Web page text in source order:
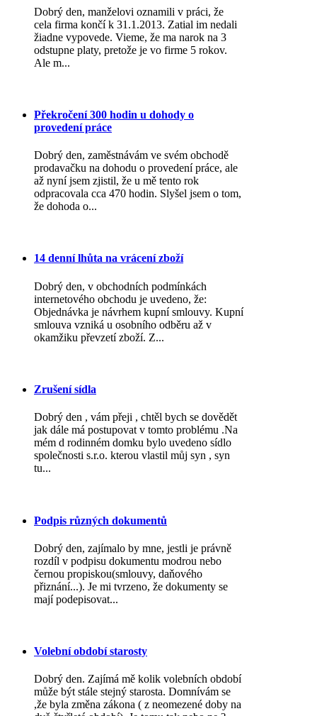
Dobrý den, manželovi oznamili v práci, že
cela firma končí k 31.1.2013. Zatial im nedali
žiadne vypovede. Vieme, že ma narok na 3
odstupne platy, pretože je vo firme 5 rokov.
Ale m...
Překročení 300 hodin u dohody o
provedení práce
Dobrý den, zaměstnávám ve svém obchodě
prodavačku na dohodu o provedení práce, ale
až nyní jsem zjistil, že u mě tento rok
odpracovala cca 470 hodin. Slyšel jsem o tom,
že dohoda o...
14 denní lhůta na vrácení zboží
Dobrý den, v obchodních podmínkách
internetového obchodu je uvedeno, že:
Objednávka je návrhem kupní smlouvy. Kupní
smlouva vzniká u osobního odběru až v
okamžiku převzetí zboží. Z...
Zrušení sídla
Dobrý den , vám přeji , chtěl bych se dovědět
jak dále má postupovat v tomto problému .Na
mém d rodinném domku bylo uvedeno sídlo
společnosti s.r.o. kterou vlastil můj syn , syn
tu...
Podpis různých dokumentů
Dobrý den, zajímalo by mne, jestli je právně
rozdíl v podpisu dokumentu modrou nebo
černou propiskou(smlouvy, daňového
přiznání...). Je mi tvrzeno, že dokumenty se
mají podepisovat...
Volební období starosty
Dobrý den. Zajímá mě kolik volebních období
může být stále stejný starosta. Domnívám se
,že byla změna zákona ( z neomezené doby na